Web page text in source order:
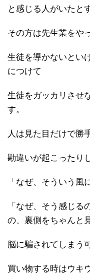
と感じる人がいたと
その方は先生業をや
生徒を導かないとい
につけて
生徒をガッカリさせ
す。
人は見た目だけで勝
勘違いが起こったり
「なぜ、そういう風
「なぜ、そう感じる
の、裏側をちゃんと
脳に騙されてしまう
買い物する時はウキ